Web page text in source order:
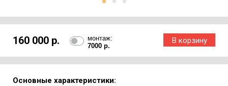
160 000 р.
монтаж:
7000 р.
Основные характеристики: